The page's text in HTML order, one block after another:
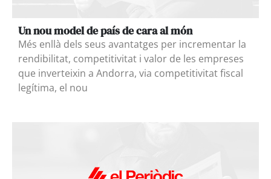
Un nou model de país de cara al món
Més enllà dels seus avantatges per incrementar la
rendibilitat, competitivitat i valor de les empreses
que inverteixin a Andorra, via competitivitat fiscal
legítima, el nou